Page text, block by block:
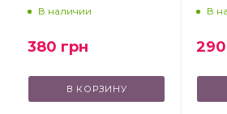
В наличии
380 грн
В КОРЗИНУ
В
290